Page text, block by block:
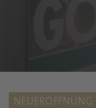
NEUERÖFFNUNG